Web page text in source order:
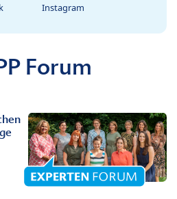
Instagram
Forum